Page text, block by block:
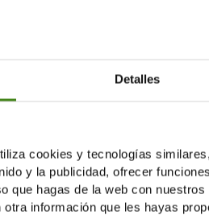
Detalles
cookies y tecnologías
y la publicidad, ofrecer
que hagas de la web con
información que les hayas
ambiental, protegeixen
ha acabat: aquesta és la
Amb impressionants
en llocs com el Perú,
Sant Sadurní d'Anoia i